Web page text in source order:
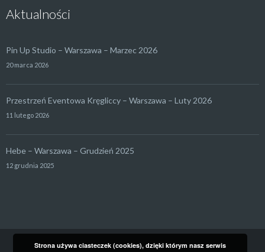
Aktualności
Pin Up Studio – Warszawa – Marzec 2026
20 marca 2026
Przestrzeń Eventowa Kręgliccy – Warszawa – Luty 2026
11 lutego 2026
Hebe – Warszawa – Grudzień 2025
12 grudnia 2025
Strona używa ciasteczek (cookies), dzięki którym nasz serwis